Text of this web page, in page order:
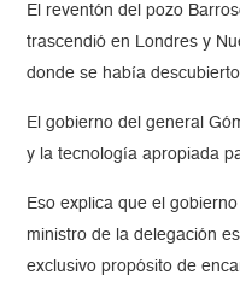
El reventón del pozo
trascendió en Londres y
donde se había
El gobierno del general
y la tecnología apropiada
Eso explica que el
ministro de la delegación
exclusivo propósito de